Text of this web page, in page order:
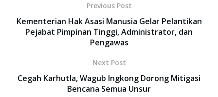
Previous Post
Kementerian Hak Asasi Manusia Gelar Pelantikan
Pejabat Pimpinan Tinggi, Administrator, dan
Pengawas
Next Post
Cegah Karhutla, Wagub Ingkong Dorong Mitigasi
Bencana Semua Unsur